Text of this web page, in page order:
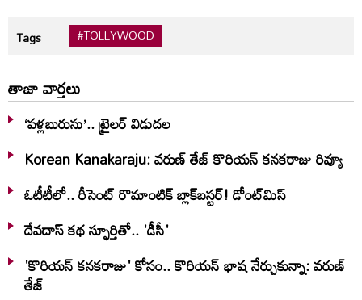
Tags #TOLLYWOOD
తాజా వార్తలు
‘పళ్లబురుసు’.. ట్రైలర్ విడుదల
Korean Kanakaraju: వరుణ్ తేజ్ కొరియన్‌ కనకరాజు రివ్యూ
ఓటీటీలో.. రీసెంట్ రొమాంటిక్‌ బ్లాక్‌బ‌స్ట‌ర్‌! డోంట్‌మిస్‌
దేవదాస్ కథ స్ఫూర్తితో.. 'డీసీ'
'కొరియన్ కనకరాజు' కోసం.. కొరియన్ భాష నేర్చుకున్నా: వరుణ్
తేజ్